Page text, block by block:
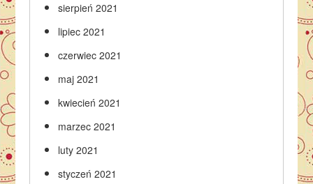
sierpień 2021
lipiec 2021
czerwiec 2021
maj 2021
kwiecień 2021
marzec 2021
luty 2021
styczeń 2021